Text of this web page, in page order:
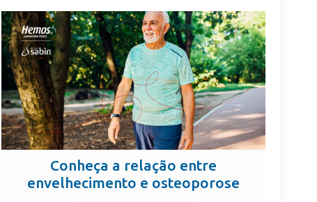
Conheça a relação entre
envelhecimento e osteoporose